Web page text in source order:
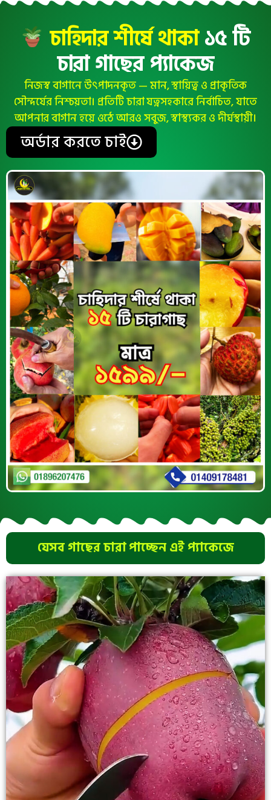
চাহিদার শীর্ষে থাকা১৫ টি
চারা গাছের প্যাকেজ
নিজস্ব বাগানে উৎপাদনকৃত — মান, স্থায়িত্ব ও প্রাকৃতিক
সৌন্দর্যের নিশ্চয়তা। প্রতিটি চারা যত্নসহকারে নির্বাচিত, যাতে
আপনার বাগান হয়ে ওঠে আরও সবুজ, স্বাস্থ্যকর ও দীর্ঘস্থায়ী।
অর্ডার করতে চাই
যেসব গাছের চারা পাচ্ছেন এই প্যাকেজে